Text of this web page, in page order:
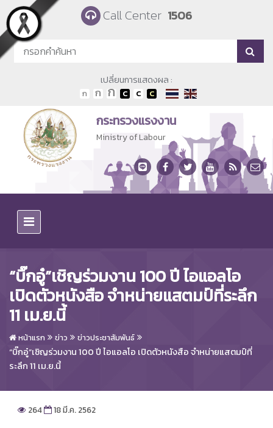
Skip to main content Call Center 1506
เปลี่ยนการแสดงผล :
กระทรวงแรงงาน
Ministry of Labour
“บิ๊กอู๋”เชิญร่วมงาน 100 ปี ไอแอลโอ
เปิดตัวหนังสือ จำหน่ายแสตมป์ที่ระลึก
11 เม.ย.นี้
หน้าแรก ข่าว ข่าวประชาสัมพันธ์
“บิ๊กอู๋”เชิญร่วมงาน 100 ปี ไอแอลโอ เปิดตัวหนังสือ จำหน่ายแสตมป์ที่
ระลึก 11 เม.ย.นี้
264 18 มี.ค. 2562